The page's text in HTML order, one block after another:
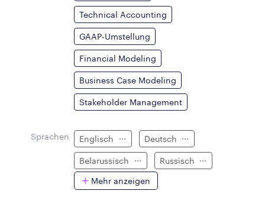
Technical Accounting
GAAP-Umstellung
Financial Modeling
Business Case Modeling
Stakeholder Management
Sprachen Englisch Deutsch
Belarussisch
Russisch
Mehr anzeigen